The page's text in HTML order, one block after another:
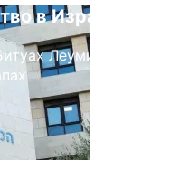
в Израиле
Леуми,